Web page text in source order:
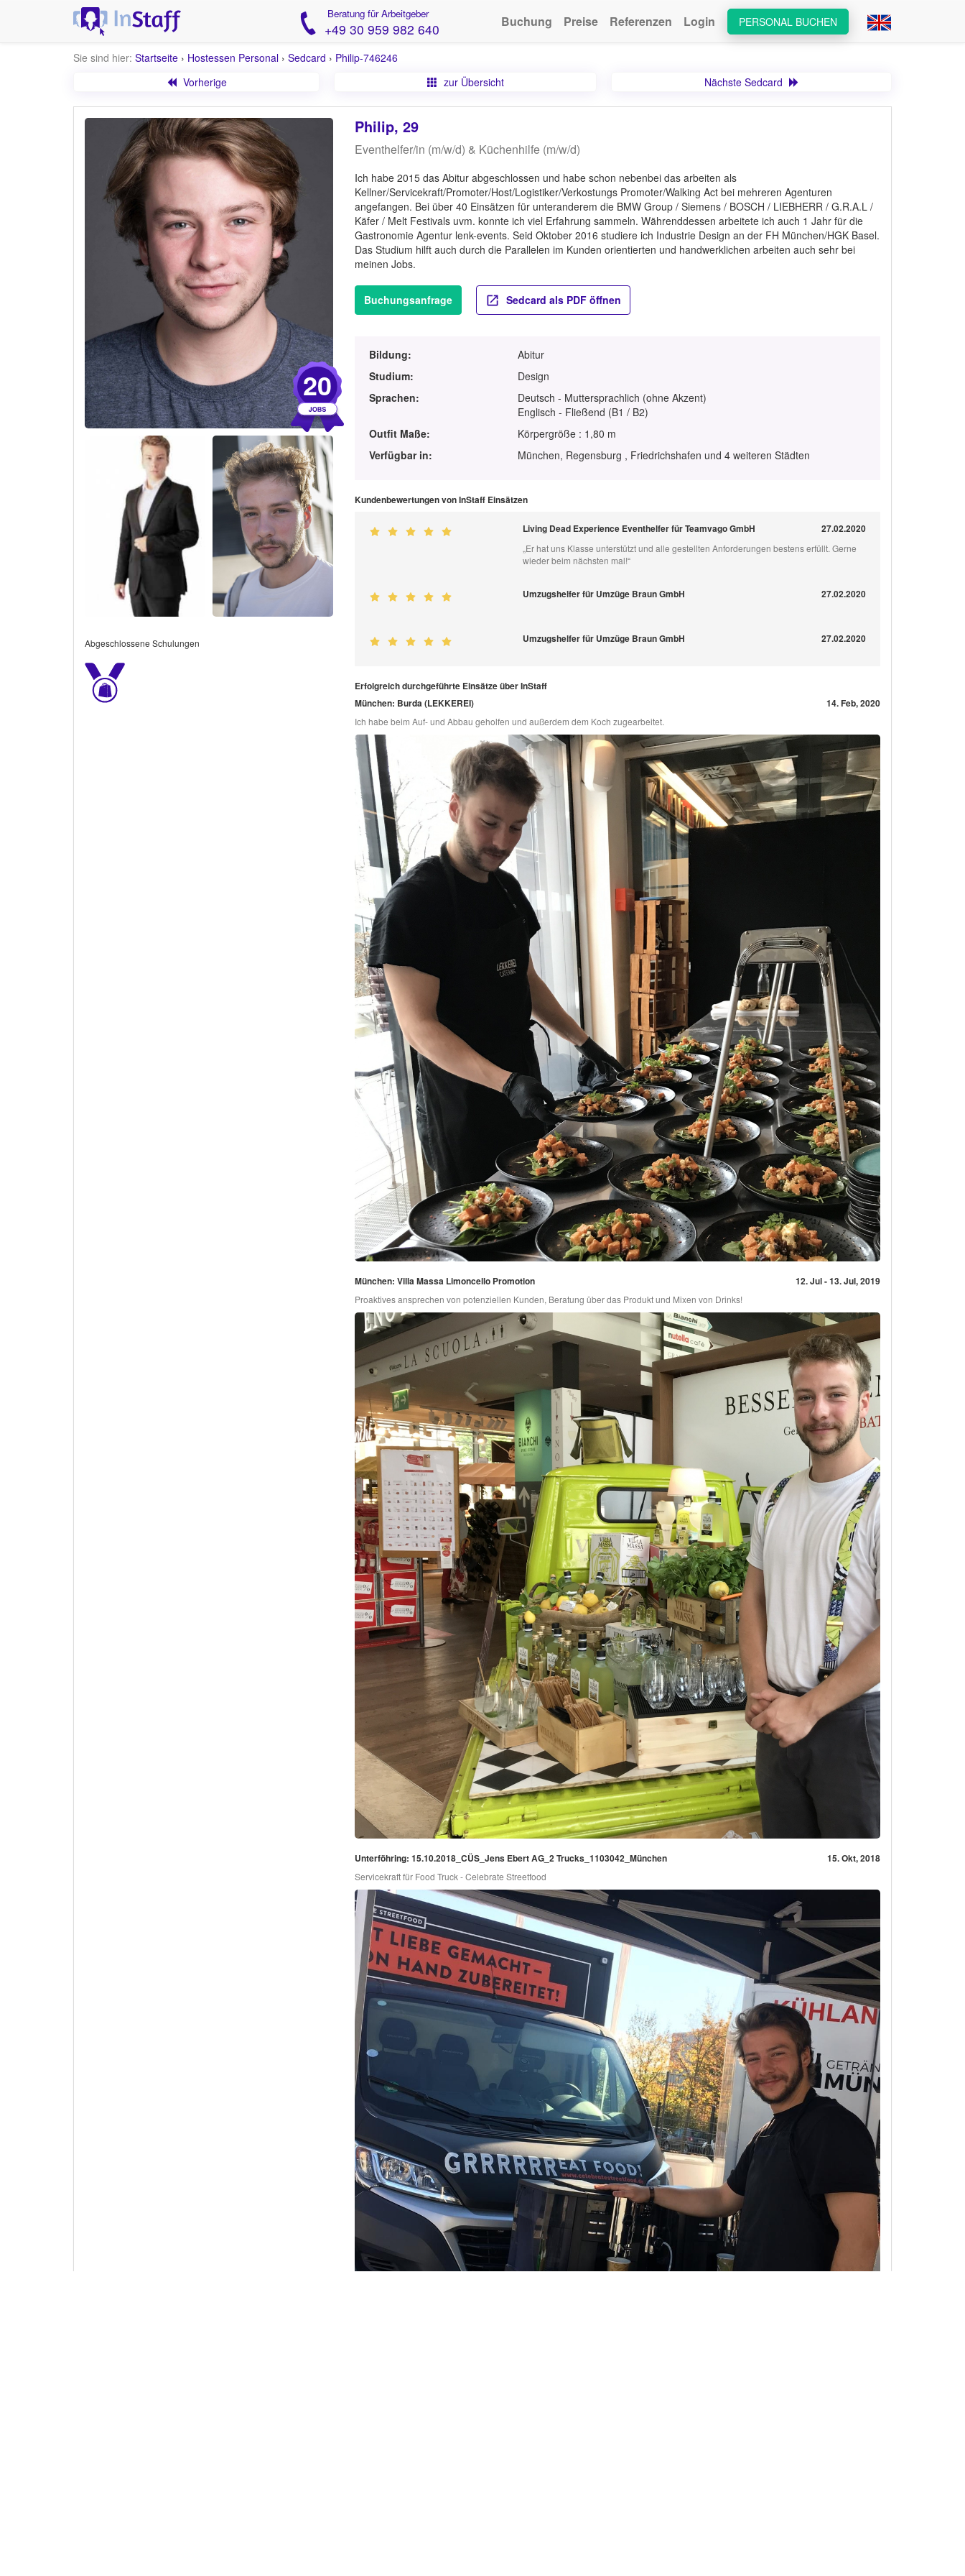
Beratung für Arbeitgeber
+49 30 959 982 640 PERSONAL BUCHEN
Buchung Preise Referenzen Login
Sie sind hier: Startseite › Hostessen Personal › Sedcard › Philip-746246
Vorherige
zur Übersicht Nächste Sedcard
20
Abgeschlossene Schulungen
Philip, 29
Eventhelfer/in (m/w/d) & Küchenhilfe (m/w/d)
Ich habe 2015 das Abitur abgeschlossen und habe schon nebenbei das arbeiten als
Kellner/Servicekraft/Promoter/Host/Logistiker/Verkostungs Promoter/Walking Act bei mehreren Agenturen
angefangen. Bei über 40 Einsätzen für unteranderem die BMW Group / Siemens / BOSCH / LIEBHERR / G.R.A.L /
Käfer / Melt Festivals uvm. konnte ich viel Erfahrung sammeln. Währenddessen arbeitete ich auch 1 Jahr für die
Gastronomie Agentur lenk-events. Seid Oktober 2016 studiere ich Industrie Design an der FH München/HGK Basel.
Das Studium hilft auch durch die Parallelen im Kunden orientierten und handwerklichen arbeiten auch sehr bei
meinen Jobs.
Buchungsanfrage Sedcard als PDF öffnen
Bildung:
Abitur
Studium:
Design
Sprachen:
Deutsch - Muttersprachlich (ohne Akzent)
Englisch - Fließend (B1 / B2)
Outfit Maße:
Körpergröße : 1,80 m
Verfügbar in:
München, Regensburg , Friedrichshafen und 4 weiteren Städten
Kundenbewertungen von InStaff Einsätzen
Living Dead Experience Eventhelfer für Teamvago GmbH 27.02.2020
„Er hat uns Klasse unterstützt und alle gestellten Anforderungen bestens erfüllt. Gerne
wieder beim nächsten mal!“
Umzugshelfer für Umzüge Braun GmbH 27.02.2020
Umzugshelfer für Umzüge Braun GmbH 27.02.2020
Erfolgreich durchgeführte Einsätze über InStaff
München: Burda (LEKKEREI)
14. Feb, 2020
Ich habe beim Auf- und Abbau geholfen und außerdem dem Koch zugearbeitet.
München: Villa Massa Limoncello Promotion 12. Jul - 13. Jul, 2019
Proaktives ansprechen von potenziellen Kunden, Beratung über das Produkt und Mixen von Drinks!
Unterföhring: 15.10.2018_CÜS_Jens Ebert AG_2 Trucks_1103042_München 15. Okt, 2018
Servicekraft für Food Truck - Celebrate Streetfood